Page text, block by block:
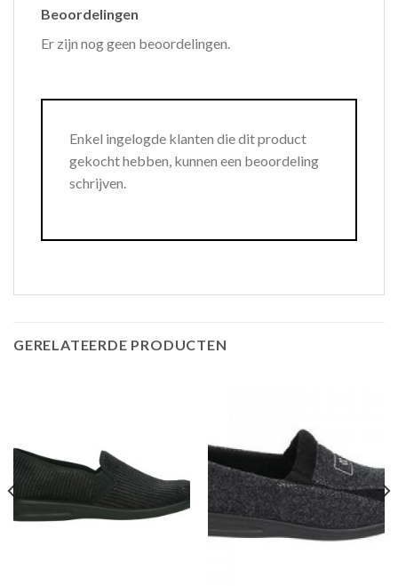
Beoordelingen
Er zijn nog geen beoordelingen.
Enkel ingelogde klanten die dit product
gekocht hebben, kunnen een beoordeling
schrijven.
GERELATEERDE PRODUCTEN